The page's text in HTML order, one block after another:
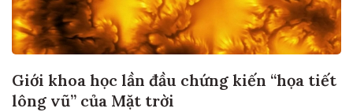
Giới khoa học lần đầu chứng kiến “họa tiết
lông vũ” của Mặt trời